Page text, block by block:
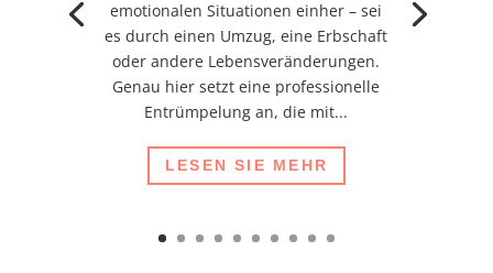
emotionalen Situationen einher – sei
es durch einen Umzug, eine Erbschaft
oder andere Lebensveränderungen.
Genau hier setzt eine professionelle
Entrümpelung an, die mit...
LESEN SIE MEHR